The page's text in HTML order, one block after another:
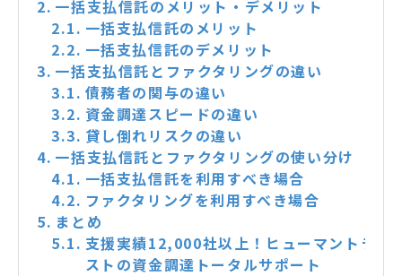
一括支払信託のメリット・デメリット
一括支払信託のメリット
一括支払信託のデメリット
一括支払信託とファクタリングの違い
債務者の関与の違い
資金調達スピードの違い
貸し倒れリスクの違い
一括支払信託とファクタリングの使い分け
一括支払信託を利用すべき場合
ファクタリングを利用すべき場合
まとめ
支援実績12,000社以上！ヒューマントラ
ストの資金調達トータルサポート